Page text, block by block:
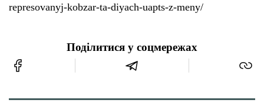
represovanyj-kobzar-ta-diyach-uapts-z-meny/
Поділитися у соцмережах